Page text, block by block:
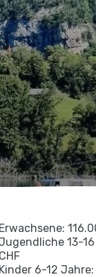
Erwachsene:
13-
CHF
Kinder 6-12 Jahre: